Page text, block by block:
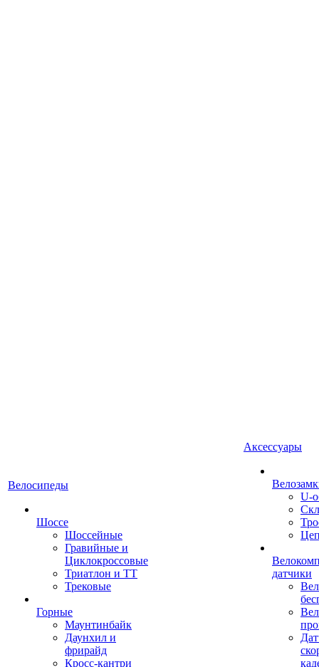
Велосипеды
Шоссе
Шоссейные
Гравийные и
Циклокроссовые
Триатлон и ТТ
Трековые
Горные
Маунтинбайк
Даунхил и
фрирайд
Кросс-кантри
Аксессуары
U-
датчики